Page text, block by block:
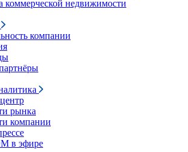
коммерческой недвижимости
компании
рынка
компании
в эфире